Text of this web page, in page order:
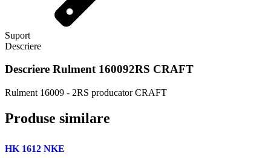
Suport
Descriere
Descriere Rulment 160092RS CRAFT
Rulment 16009 - 2RS producator CRAFT
Produse similare
HK 1612 NKE